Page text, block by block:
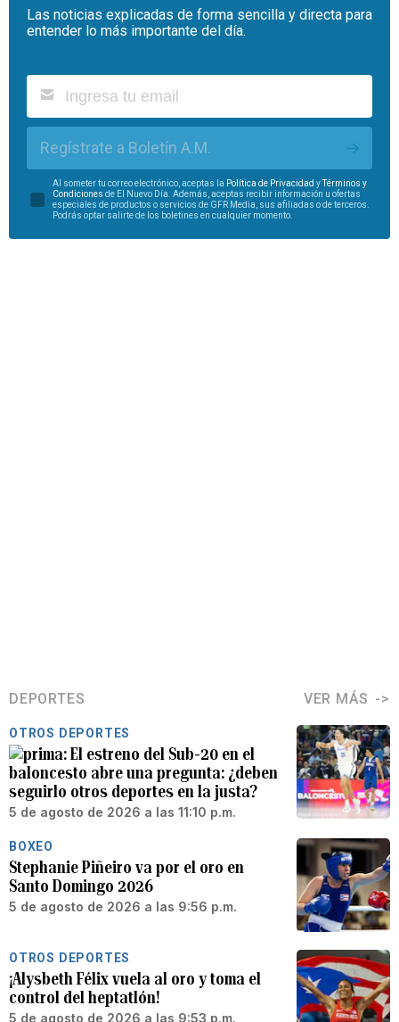
Las noticias explicadas de forma sencilla y directa para
entender lo más importante del día.
Regístrate a Boletín A.M.
Al someter tu correo electrónico, aceptas la Política de Privacidad yTérminos y
Condiciones de El Nuevo Día. Además, aceptas recibir información u ofertas
especiales de productos o servicios de GFR Media, sus afiliadas o de terceros.
Podrás optar salirte de los boletines en cualquier momento.
DEPORTES VER MÁS
OTROS DEPORTES
El estreno del Sub-20 en el
baloncesto abre una pregunta: ¿deben
seguirlo otros deportes en la justa?
5 de agosto de 2026 a las 11:10 p.m.
BOXEO
Stephanie Piñeiro va por el oro en
Santo Domingo 2026
5 de agosto de 2026 a las 9:56 p.m.
OTROS DEPORTES
¡Alysbeth Félix vuela al oro y toma el
control del heptatlón!
5 de agosto de 2026 a las 9:53 p.m.